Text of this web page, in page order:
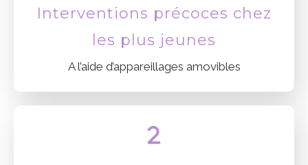
Interventions précoces chez
les plus jeunes
A l’aide d’appareillages amovibles